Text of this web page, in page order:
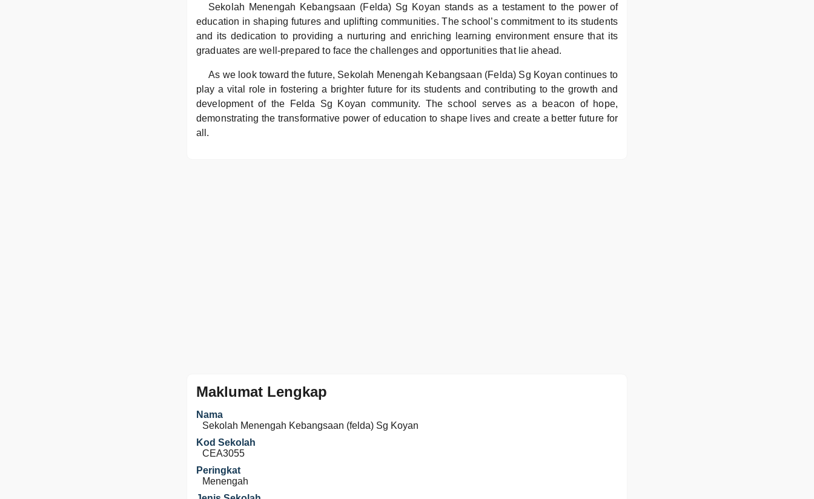
Sekolah Menengah Kebangsaan (Felda) Sg Koyan stands as a testament to the power of
education in shaping futures and uplifting communities. The school’s commitment to its students
and its dedication to providing a nurturing and enriching learning environment ensure that its
graduates are well-prepared to face the challenges and opportunities that lie ahead.
As we look toward the future, Sekolah Menengah Kebangsaan (Felda) Sg Koyan continues to
play a vital role in fostering a brighter future for its students and contributing to the growth and
development of the Felda Sg Koyan community. The school serves as a beacon of hope,
demonstrating the transformative power of education to shape lives and create a better future for
all.
Maklumat Lengkap
Nama
Sekolah Menengah Kebangsaan (felda) Sg Koyan
Kod Sekolah
CEA3055
Peringkat
Menengah